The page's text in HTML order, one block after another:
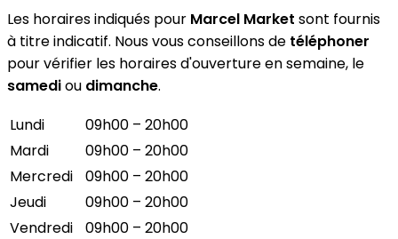
Les horaires indiqués pour Marcel Market sont fournis
à titre indicatif. Nous vous conseillons de téléphoner
pour vérifier les horaires d'ouverture en semaine, le
samediou dimanche.
Lundi
09h00 – 20h00
Mardi
09h00 – 20h00
Mercredi
09h00 – 20h00
Jeudi
09h00 – 20h00
Vendredi
09h00 – 20h00